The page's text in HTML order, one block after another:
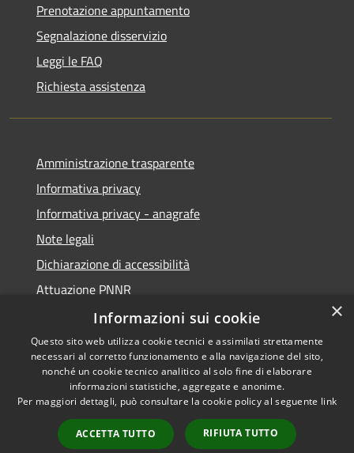
Prenotazione appuntamento
Segnalazione disservizio
Leggi le FAQ
Richiesta assistenza
Amministrazione trasparente
Informativa privacy
Informativa privacy - anagrafe
Note legali
Dichiarazione di accessibilità
Attuazione PNNR
Whistleblowing
RSS
Accessibilità
Copyright © 2026 • Comune di
Municipium•
Accesso
×
Informazioni sui cookie
Questo sito web utilizza cookie tecnici e assimilati strettamente
necessari al corretto funzionamento e alla navigazione del sito,
nonché un cookie tecnico analitico al solo fine di elaborare
informazioni statistiche, aggregate e anonime.
Per maggiori dettagli, può consultare la cookie policy al seguente link
ACCETTA TUTTO RIFIUTA TUTTO